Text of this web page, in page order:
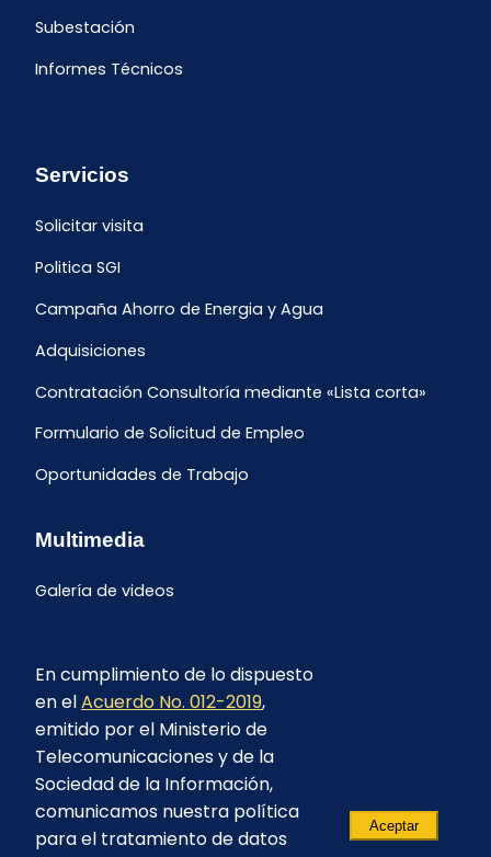
Subestación
Informes Técnicos
Servicios
Solicitar visita
Politica SGI
Campaña Ahorro de Energia y Agua
Adquisiciones
Contratación Consultoría mediante «Lista corta»
Formulario de Solicitud de Empleo
Oportunidades de Trabajo
Multimedia
Galería de videos
En cumplimiento de lo dispuesto
en elAcuerdo No. 012-2019,
emitido por el Ministerio de
Telecomunicaciones y de la
Sociedad de la Información,
comunicamos nuestra política
para el tratamiento de datos
Aceptar